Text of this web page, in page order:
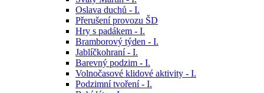
Oslava duchů - I.
Přerušení provozu ŠD
Hry s padákem - I.
Bramborový týden - I.
Jablíčkohraní - I.
Barevný podzim - I.
Volnočasové klidové aktivity - I.
Podzimní tvoření - I.